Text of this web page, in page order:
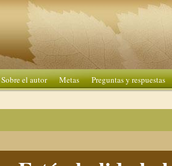
Sobre el autor Metas Preguntas y respuestas